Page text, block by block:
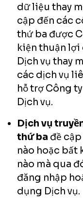
dữ liệu thay
cập đến các
thứ ba được
kiện thuận lợi
Dịch vụ thay
các dịch vụ
hỗ trợ Công
Dịch vụ.
Dịch vụ
thứ ba đề
nào hoặc bất
nào mà qua
đăng nhập
dụng Dịch vụ.